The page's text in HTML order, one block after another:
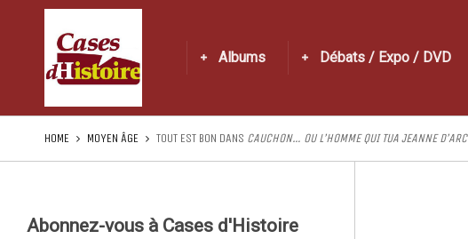
Albums Débats / Expo / DVD
HOME MOYEN ÂGE TOUT EST BON DANS CAUCHON… OU L’HOMME QUI TUA JEANNE D’ARC
Abonnez-vous à Cases d'Histoire